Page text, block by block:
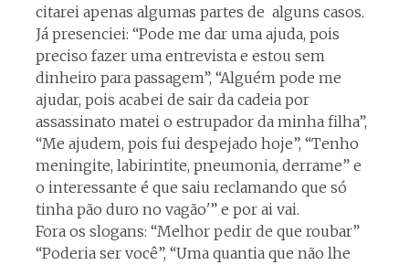
citarei apenas algumas partes de alguns casos.
Já presenciei: “Pode me dar uma ajuda, pois
preciso fazer uma entrevista e estou sem
dinheiro para passagem”, “Alguém pode me
ajudar, pois acabei de sair da cadeia por
assassinato matei o estrupador da minha filha”,
“Me ajudem, pois fui despejado hoje”, “Tenho
meningite, labirintite, pneumonia, derrame” e
o interessante é que saiu reclamando que só
tinha pão duro no vagão'” e por ai vai.
Fora os slogans: “Melhor pedir de que roubar”
“Poderia ser você”, “Uma quantia que não lhe